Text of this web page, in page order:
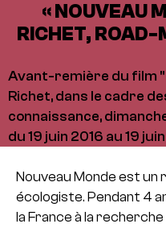
« NOUVEAU
RICHET, ROAD-
Avant-remière du film
Richet, dans le cadre
connaissance,
du 19 juin 2016 au 19
Nouveau Monde est un
écologiste. Pendant 4
la France à la